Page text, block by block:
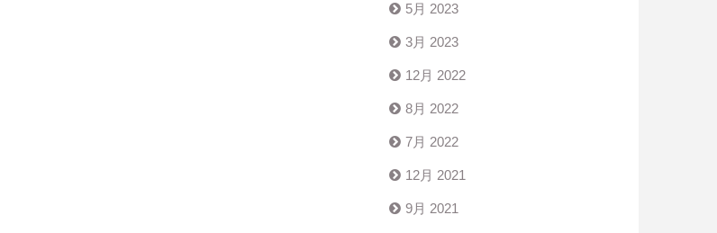
5月 2023
3月 2023
12月 2022
8月 2022
7月 2022
12月 2021
9月 2021